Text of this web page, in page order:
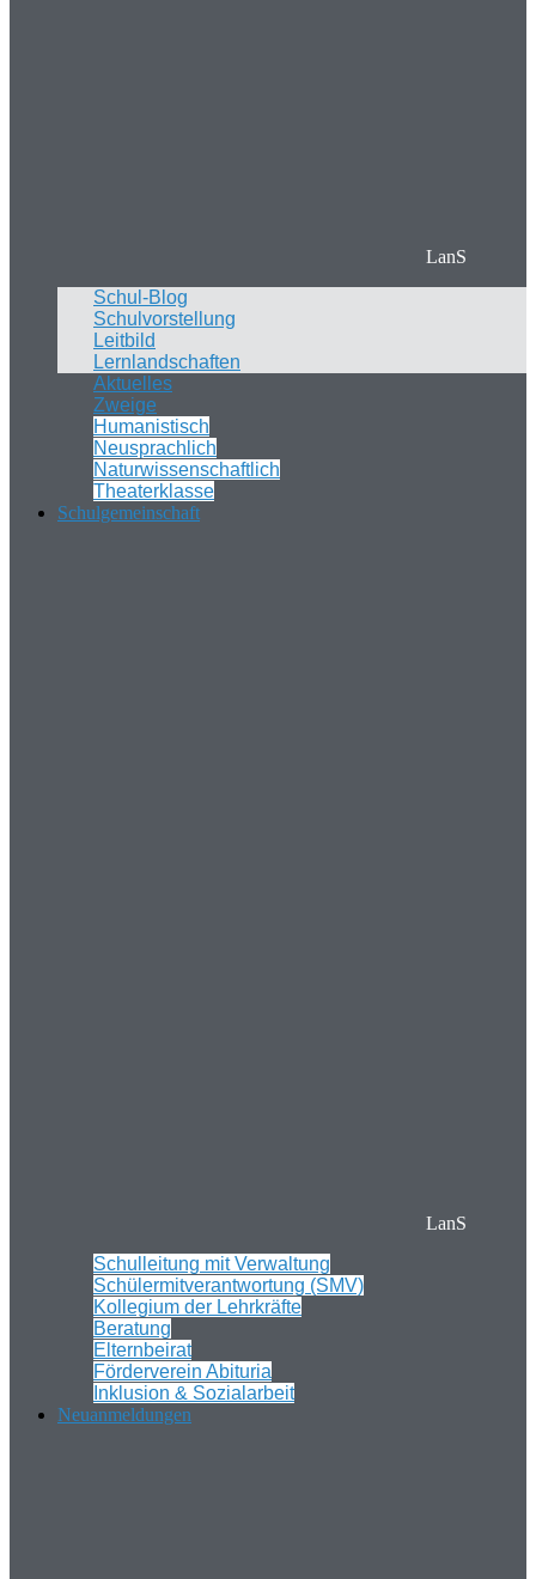
LanS
Schul-Blog
Schulvorstellung
Leitbild
Lernlandschaften
Aktuelles
Zweige
Humanistisch
Neusprachlich
Naturwissenschaftlich
Theaterklasse
Schulgemeinschaft
LanS
Schulleitung mit Verwaltung
Schülermitverantwortung (SMV)
Kollegium der Lehrkräfte
Beratung
Elternbeirat
Förderverein Abituria
Inklusion & Sozialarbeit
Neuanmeldungen